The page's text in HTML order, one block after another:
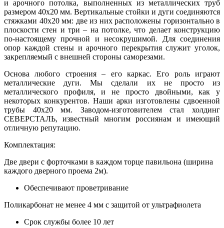
и арочного потолка, выполненных из металлических труб
размером 40х20 мм. Вертикальные стойки и дуги соединяются
стяжками 40х20 мм: две из них расположены горизонтально в
плоскости стен и три – на потолке, что делает конструкцию
по-настоящему прочной и несокрушимой. Для соединения
опор каждой стены и арочного перекрытия служит уголок,
закрепляемый с внешней стороны саморезами.
Основа любого строения – его каркас. Его роль играют
металлические дуги. Мы сделали их не просто из
металлического профиля, и не просто двойными, как у
некоторых конкурентов. Наши арки изготовлены сдвоенной
трубы 40х20 мм. Заводом-изготовителем стал холдинг
СЕВЕРСТАЛЬ, известный многим россиянам и имеющий
отличную репутацию.
Комплектация:
Две двери с форточками в каждом торце павильона (ширина
каждого дверного проема 2м).
Обеспечивают проветривание
Поликарбонат не менее 4 мм с защитой от ультрафиолета
Срок службы более 10 лет